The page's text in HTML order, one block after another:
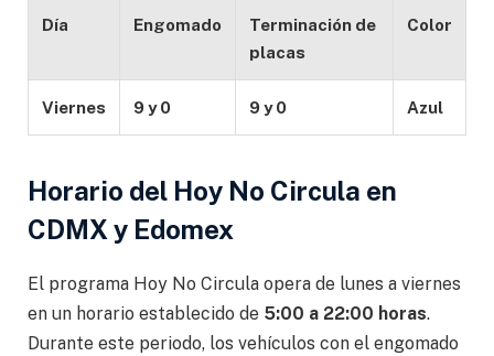
Día Engomado
Terminación de
placas
Color
Viernes 9 y 0 9 y 0 Azul
Horario del Hoy No Circula en
CDMX y Edomex
El programa Hoy No Circula opera de lunes a viernes
en un horario establecido de 5:00 a 22:00 horas.
Durante este periodo, los vehículos con el engomado